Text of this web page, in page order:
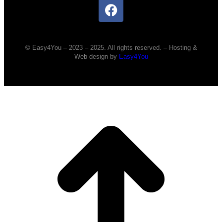
© Easy4You – 2023 – 2025. All rights reserved. – Hosting &
Web design by Easy4You